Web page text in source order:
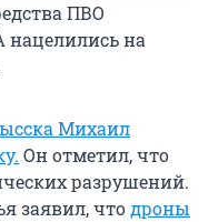
ПВО
нацелились на
Михаил
Он отметил, что
разрушений.
заявил, чтодроны